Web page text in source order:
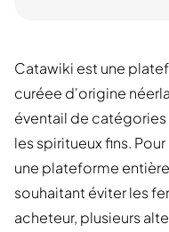
Catawiki est une
curéee d'origine
éventail de
les spiritueux fins.
une plateforme
souhaitant éviter les
acheteur, plusieurs